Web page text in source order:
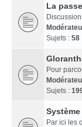
La
Sujets : 58
Pour
Sujets :
Par ici les